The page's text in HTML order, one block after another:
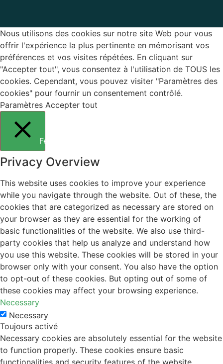
Nous utilisons des cookies sur notre site Web pour vous
offrir l'expérience la plus pertinente en mémorisant vos
préférences et vos visites répétées. En cliquant sur
"Accepter tout", vous consentez à l'utilisation de TOUS les
cookies. Cependant, vous pouvez visiter "Paramètres des
cookies" pour fournir un consentement contrôlé.
Paramètres Accepter tout
Fermer
Privacy Overview
This website uses cookies to improve your experience
while you navigate through the website. Out of these, the
cookies that are categorized as necessary are stored on
your browser as they are essential for the working of
basic functionalities of the website. We also use third-
party cookies that help us analyze and understand how
you use this website. These cookies will be stored in your
browser only with your consent. You also have the option
to opt-out of these cookies. But opting out of some of
these cookies may affect your browsing experience.
Necessary
Necessary
Toujours activé
Necessary cookies are absolutely essential for the website
to function properly. These cookies ensure basic